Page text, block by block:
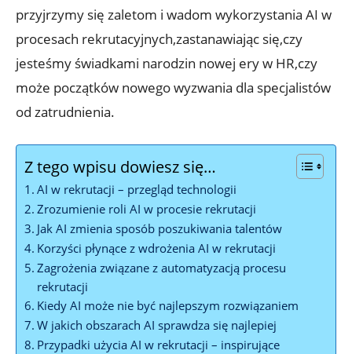
przyjrzymy się zaletom i wadom wykorzystania AI w
procesach rekrutacyjnych,zastanawiając się,czy
jesteśmy świadkami narodzin nowej ery w HR,czy
może początków nowego wyzwania dla specjalistów
od zatrudnienia.
Z tego wpisu dowiesz się…
AI w rekrutacji – przegląd technologii
Zrozumienie roli AI w procesie rekrutacji
Jak AI zmienia sposób poszukiwania talentów
Korzyści płynące z wdrożenia AI w rekrutacji
Zagrożenia związane z automatyzacją procesu
rekrutacji
Kiedy AI może nie być najlepszym rozwiązaniem
W jakich obszarach AI sprawdza się najlepiej
Przypadki użycia AI w rekrutacji – inspirujące